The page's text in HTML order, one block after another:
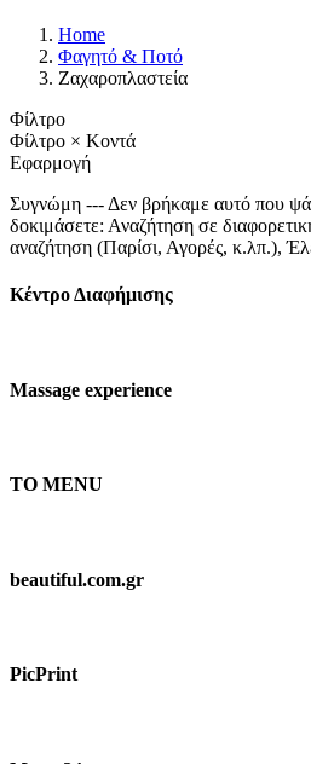
Home
Φαγητό & Ποτό
Ζαχαροπλαστεία
Φίλτρο
Φίλτρο × Κοντά
Εφαρμογή
Συγνώμη --- Δεν βρήκαμε αυτό που
δοκιμάσετε: Αναζήτηση σε
αναζήτηση (Παρίσι, Αγορές, κ.λπ.),
Κέντρο Διαφήμισης
Massage experience
TO MENU
beautiful.com.gr
PicPrint